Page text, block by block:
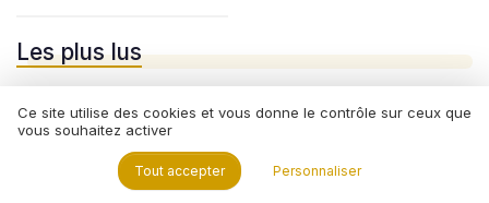
Les plus lus
Ce site utilise des cookies et vous donne le contrôle sur ceux que
vous souhaitez activer
Tout accepter Personnaliser